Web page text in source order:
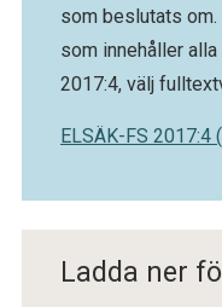
som beslutats
som innehåller
2017:4, välj
ELSÄK-FS 2017:4
Ladda ner